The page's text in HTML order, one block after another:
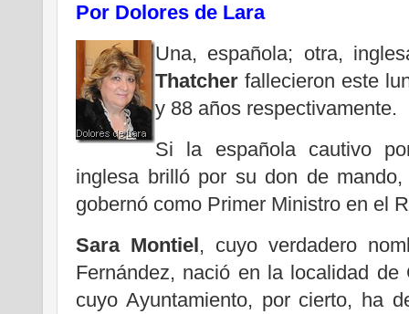
Por Dolores de Lara
Una, española; otra,
Thatcherfallecieron este
y 88 años respectivamente.
Si la española cautivo
inglesa brilló por su don de
gobernó como Primer Ministro en el
Sara Montiel, cuyo verdadero
Fernández, nació en la localidad
cuyo Ayuntamiento, por cierto, ha